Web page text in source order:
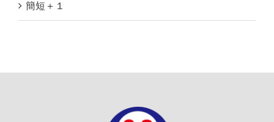
簡短＋１